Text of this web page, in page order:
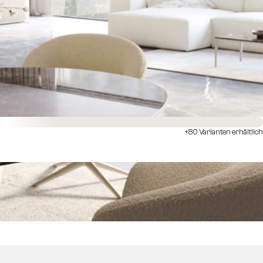
Sofort versandfertig
+80 Varianten erhältlich